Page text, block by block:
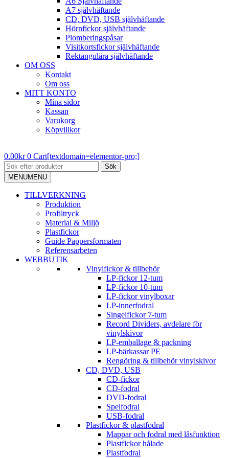
A7 självhäftande
CD, DVD, USB självhäftande
Hörnfickor självhäftande
Plomberingspåsar
Visitkortsfickor självhäftande
Rektangulära självhäftande
OM OSS
Kontakt
Om oss
MITT KONTO
Mina sidor
Kassan
Varukorg
Köpvillkor
0.00kr 0 Cart[textdomain=elementor-pro;]
Sök
MENUMENU
TILLVERKNING
Produktion
Profiltryck
Material & Miljö
Plastfickor
Guide Pappersformaten
Referensarbeten
WEBBUTIK
Vinylfickor & tillbehör
LP-fickor 12-tum
LP-fickor 10-tum
LP-fickor vinylboxar
LP-innerfodral
Singelfickor 7-tum
Record Dividers, avdelare för
vinylskivor
LP-emballage & packning
LP-bärkassar PE
Rengöring & tillbehör vinylskivor
CD, DVD, USB
CD-fickor
CD-fodral
DVD-fodral
Spelfodral
USB-fodral
Plastfickor & plastfodral
Mappar och fodral med låsfunktion
Plastfickor hålade
Plastfodral